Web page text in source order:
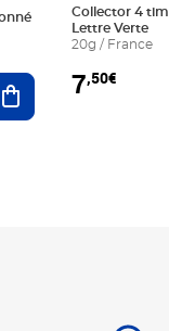
Ajouter au panier
Collector 4
Lettre Verte
20g / France
7,50€